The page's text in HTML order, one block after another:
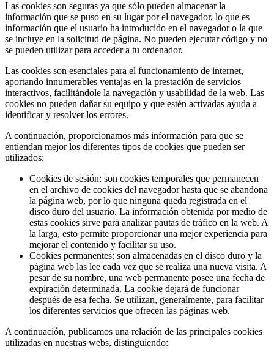
Las cookies son seguras ya que sólo pueden almacenar la
información que se puso en su lugar por el navegador, lo que es
información que el usuario ha introducido en el navegador o la que
se incluye en la solicitud de página. No pueden ejecutar código y no
se pueden utilizar para acceder a tu ordenador.
Las cookies son esenciales para el funcionamiento de internet,
aportando innumerables ventajas en la prestación de servicios
interactivos, facilitándole la navegación y usabilidad de la web. Las
cookies no pueden dañar su equipo y que estén activadas ayuda a
identificar y resolver los errores.
A continuación, proporcionamos más información para que se
entiendan mejor los diferentes tipos de cookies que pueden ser
utilizados:
Cookies de sesión: son cookies temporales que permanecen
en el archivo de cookies del navegador hasta que se abandona
la página web, por lo que ninguna queda registrada en el
disco duro del usuario. La información obtenida por medio de
estas cookies sirve para analizar pautas de tráfico en la web. A
la larga, esto permite proporcionar una mejor experiencia para
mejorar el contenido y facilitar su uso.
Cookies permanentes: son almacenadas en el disco duro y la
página web las lee cada vez que se realiza una nueva visita. A
pesar de su nombre, una web permanente posee una fecha de
expiración determinada. La cookie dejará de funcionar
después de esa fecha. Se utilizan, generalmente, para facilitar
los diferentes servicios que ofrecen las páginas web.
A continuación, publicamos una relación de las principales cookies
utilizadas en nuestras webs, distinguiendo: